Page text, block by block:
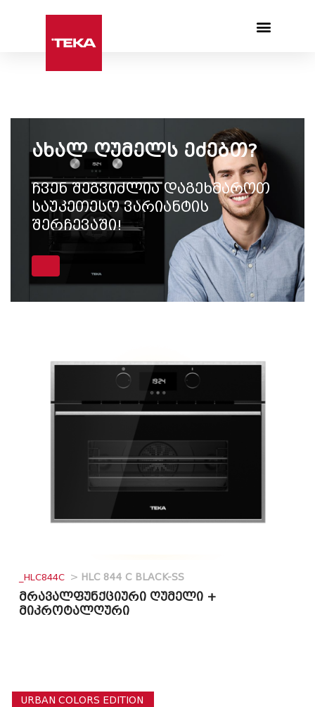
ახალ ღუმელს ეძებთ?
ჩვენ შეგვიძლია დაგეხმაროთ
საუკეთესო ვარიანტის
შერჩევაში!
_HLC844C > HLC 844 C BLACK-SS
მრავალფუნქციური ღუმელი +
მიკროტალღური
URBAN COLORS EDITION